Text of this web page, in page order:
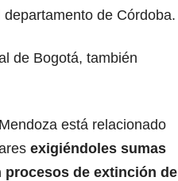
de Córdoba.
de Bogotá, también
está relacionado
exigiéndoles sumas
procesos de extinción de